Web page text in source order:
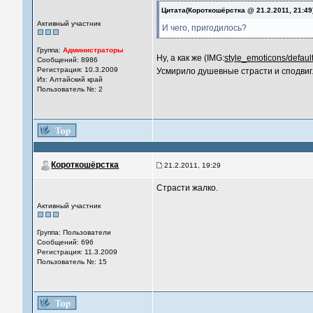
Активный участник
Группа:Администраторы
Сообщений: 8986
Регистрация: 10.3.2009
Из: Алтайский край
Пользователь №: 2
Цитата(Короткошёрстка @ 21.2.2011,
И чего, пригодилось?
Ну, а как же (IMG:style_emoticons/
Усмирило душевные страсти и
Короткошёрстка 21.2.2011, 19:29
Активный участник
Группа: Пользователи
Сообщений: 696
Регистрация: 11.3.2009
Пользователь №: 15
Страсти жалко.